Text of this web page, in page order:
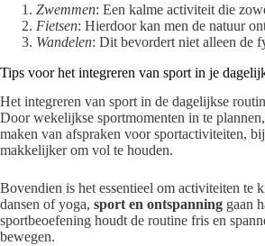
Zwemmen: Een kalme activiteit die
Fietsen: Hierdoor kan men de natuur
Wandelen: Dit bevordert niet alleen de
Tips voor het integreren van sport in je
Het integreren van sport in de dagelijkse
Door wekelijkse sportmomenten in te
maken van afspraken voor sportactiviteiten,
makkelijker om vol te houden.
Bovendien is het essentieel om activiteiten te
dansen of yoga, sport en ontspanning gaan
sportbeoefening houdt de routine fris en
bewegen.